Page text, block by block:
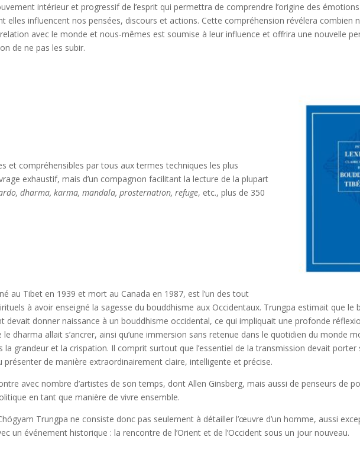
intérieur et progressif de l’esprit qui permettra de comprendre l’origine des
elles influencent nos pensées, discours et actions. Cette compréhension révélera combien
avec le monde et nous-mêmes est soumise à leur influence et offrira une nouvelle
de ne pas les subir.
et compréhensibles par tous aux termes techniques les plus
exhaustif, mais d’un compagnon facilitant la lecture de la plupart
dharma, karma, mandala, prosternation, refuge, etc., plus de 350
au Tibet en 1939 et mort au Canada en 1987, est l’un des tout
à avoir enseigné la sagesse du bouddhisme aux Occidentaux. Trungpa estimait que le
devait donner naissance à un bouddhisme occidental, ce qui impliquait une profonde
le dharma allait s’ancrer, ainsi qu’une immersion sans retenue dans le quotidien du monde
la grandeur et la crispation. Il comprit surtout que l’essentiel de la transmission devait porter
présenter de manière extraordinairement claire, intelligente et précise.
avec nombre d’artistes de son temps, dont Allen Ginsberg, mais aussi de penseurs de
en tant que manière de vivre ensemble.
Trungpa ne consiste donc pas seulement à détailler l’œuvre d’un homme, aussi
un événement historique : la rencontre de l’Orient et de l’Occident sous un jour nouveau.